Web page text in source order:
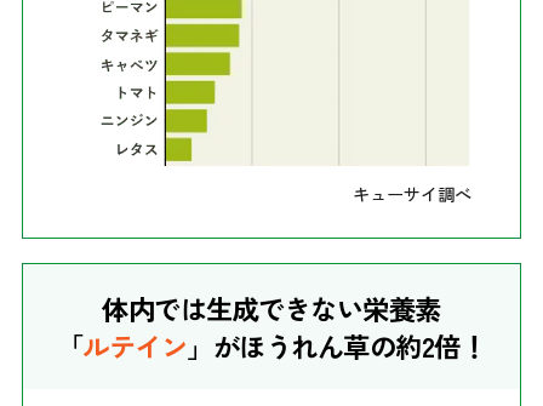
キューサイ調べ
体内では生成できない栄養素
「ルテイン 」がほうれん草の約2倍！